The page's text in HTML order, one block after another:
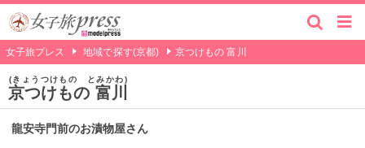
女子旅プレス 地域で探す(京都) 京つけもの 富川
京つけもの 富川
きょうつけもの とみかわ
龍安寺門前のお漬物屋さん